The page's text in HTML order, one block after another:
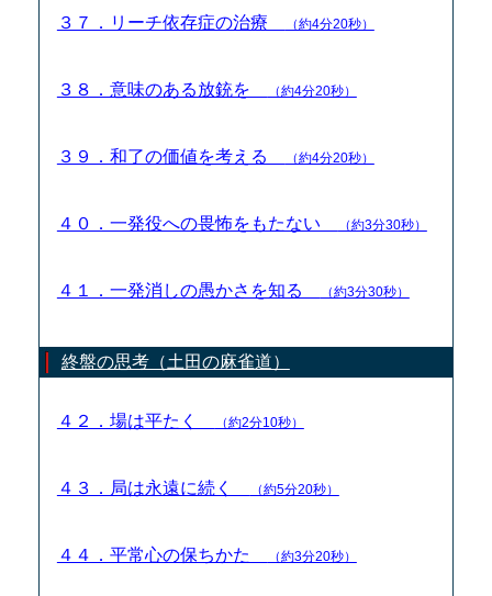
３７．リーチ依存症の治療 （約4分20秒）
３８．意味のある放銃を （約4分20秒）
３９．和了の価値を考える （約4分20秒）
４０．一発役への畏怖をもたない （約3分30秒）
４１．一発消しの愚かさを知る （約3分30秒）
終盤の思考（土田の麻雀道）
４２．場は平たく （約2分10秒）
４３．局は永遠に続く （約5分20秒）
４４．平常心の保ちかた （約3分20秒）